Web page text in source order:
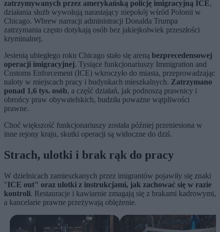
zatrzymywanych przez amerykańską policję imigracyjną ICE,
działania służb wywołują narastający niepokój wśród Polonii w
Chicago. Wbrew narracji administracji Donalda Trumpa
zatrzymania często dotykają osób bez jakiejkolwiek przeszłości
kryminalnej.
Jesienią ubiegłego roku Chicago stało się areną bezprecedensowej
operacji imigracyjnej. Tysiące funkcjonariuszy Immigration and
Customs Enforcement (ICE) wkroczyło do miasta, przeprowadzając
naloty w miejscach pracy i budynkach mieszkalnych. Zatrzymano
ponad 1,6 tys. osób, a część działań, jak podnoszą prawnicy i
obrońcy praw obywatelskich, budziła poważne wątpliwości
prawne.
Choć większość funkcjonariuszy została później przeniesiona w
inne rejony kraju, skutki operacji są widoczne do dziś.
Strach, ulotki i brak rąk do pracy
W dzielnicach zamieszkanych przez imigrantów pojawiły się znaki
"ICE out" oraz ulotki z instrukcjami, jak zachować się w razie
kontroli. Restauracje i kawiarnie zmagają się z brakami kadrowymi,
a kancelarie prawne przeżywają oblężenie.